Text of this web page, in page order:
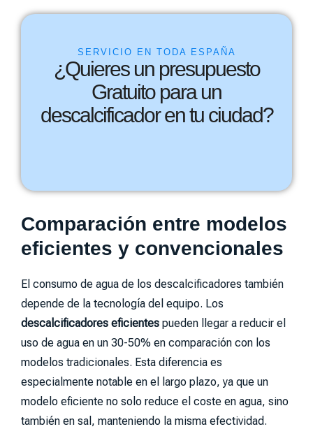
SERVICIO EN TODA ESPAÑA
¿Quieres un presupuesto
Gratuito para un
descalcificador en tu ciudad?
Comparación entre modelos
eficientes y convencionales
El consumo de agua de los descalcificadores también
depende de la tecnología del equipo. Los
descalcificadores eficientes pueden llegar a reducir el
uso de agua en un 30-50% en comparación con los
modelos tradicionales. Esta diferencia es
especialmente notable en el largo plazo, ya que un
modelo eficiente no solo reduce el coste en agua, sino
también en sal, manteniendo la misma efectividad.